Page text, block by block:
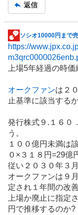
返信
掲
示
板
記
ソシオ10000円まで
https://
上場5年経過の時
オークファンは２
止基準に該当する
発行株式９.１６０
う。
１００億円未満は
０×３１８円=29億
従い２０３０年３
オークファンは９
定され１年間の改
上場か廃止に指定
円で推移するのか?